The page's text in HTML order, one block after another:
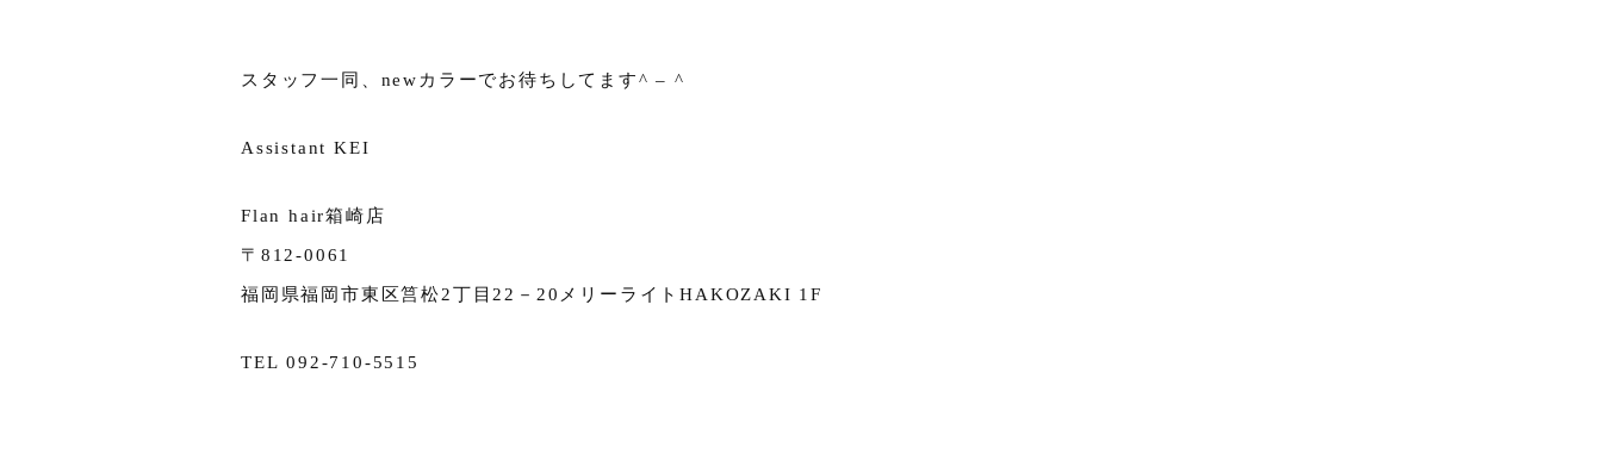
スタッフ一同、newカラーでお待ちしてます^ – ^
Assistant KEI
Flan hair箱崎店
〒812-0061
福岡県福岡市東区筥松2丁目22－20メリーライトHAKOZAKI 1F
TEL 092-710-5515